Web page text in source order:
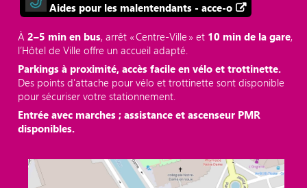
Aides pour les malentendants - acce-o
À2–5 min en bus, arrêt « Centre‑Ville » et 10 min de la gare,
l’Hôtel de Ville offre un accueil adapté.
Parkings à proximité, accès facile en vélo et trottinette.
Des points d'attache pour vélo et trottinette sont disponible
pour sécuriser votre stationnement.
Entrée avec marches ; assistance et ascenseur PMR
disponibles.